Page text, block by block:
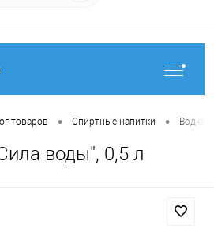
товаров • Спиртные напитки • Водка
воды", 0,5 л